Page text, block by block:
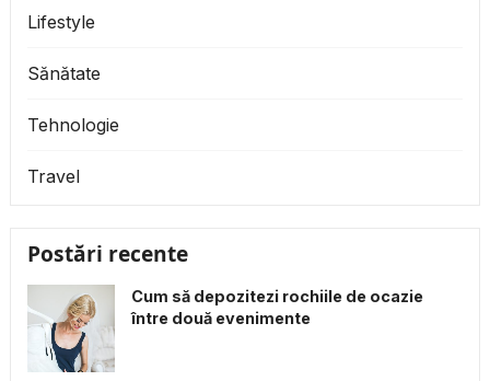
Lifestyle
Sănătate
Tehnologie
Travel
Postări recente
Cum să depozitezi rochiile de ocazie
între două evenimente